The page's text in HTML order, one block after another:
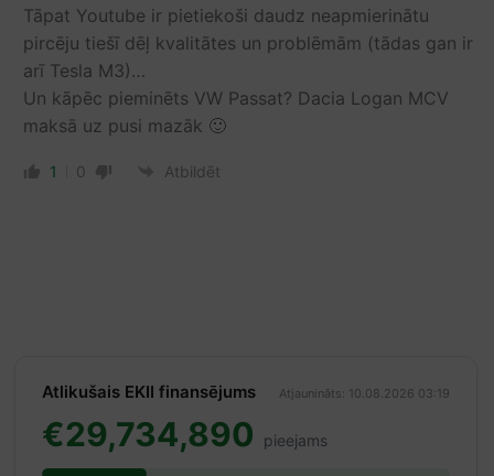
Tāpat Youtube ir pietiekoši daudz neapmierinātu
pircēju tiešī dēļ kvalitātes un problēmām (tādas gan ir
arī Tesla M3)…
Un kāpēc pieminēts VW Passat? Dacia Logan MCV
maksā uz pusi mazāk 🙂
1 0 Atbildēt
Atlikušais EKII finansējums Atjaunināts: 10.08.2026 03:19
€29,734,890 pieejams